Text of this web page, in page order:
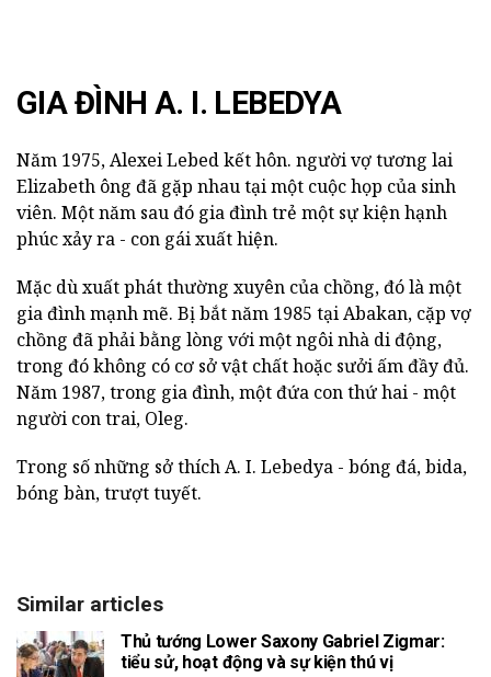
GIA ĐÌNH A. I. LEBEDYA
Năm 1975, Alexei Lebed kết hôn. người vợ tương lai
Elizabeth ông đã gặp nhau tại một cuộc họp của sinh
viên. Một năm sau đó gia đình trẻ một sự kiện hạnh
phúc xảy ra - con gái xuất hiện.
Mặc dù xuất phát thường xuyên của chồng, đó là một
gia đình mạnh mẽ. Bị bắt năm 1985 tại Abakan, cặp vợ
chồng đã phải bằng lòng với một ngôi nhà di động,
trong đó không có cơ sở vật chất hoặc sưởi ấm đầy đủ.
Năm 1987, trong gia đình, một đứa con thứ hai - một
người con trai, Oleg.
Trong số những sở thích A. I. Lebedya - bóng đá, bida,
bóng bàn, trượt tuyết.
Similar articles
Thủ tướng Lower Saxony Gabriel Zigmar:
tiểu sử, hoạt động và sự kiện thú vị